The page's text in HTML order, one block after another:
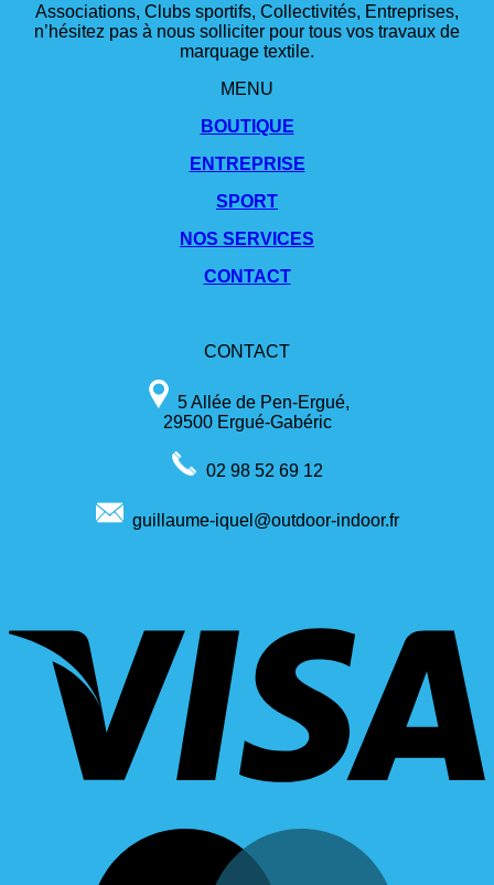
Associations, Clubs sportifs, Collectivités, Entreprises,
n’hésitez pas à nous solliciter pour tous vos travaux de
marquage textile.
MENU
BOUTIQUE
ENTREPRISE
SPORT
NOS SERVICES
CONTACT
CONTACT
5 Allée de Pen-Ergué,
29500 Ergué-Gabéric
02 98 52 69 12
guillaume-iquel@outdoor-indoor.fr